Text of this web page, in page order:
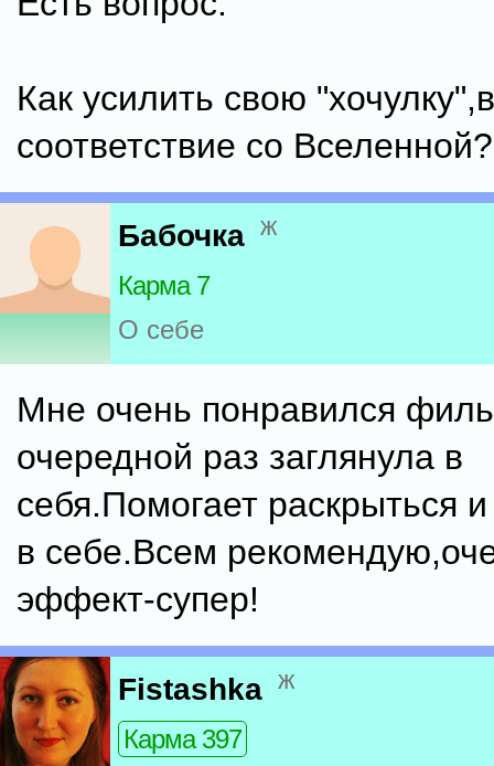
Как усилить свою
соответствие со Вселенной?
Бабочка ж
Карма 7
О себе
Мне очень понравился
очередной раз заглянула в
себя.Помогает раскрыться
в себе.Всем
эффект-супер!
Fistashka ж
Карма 397